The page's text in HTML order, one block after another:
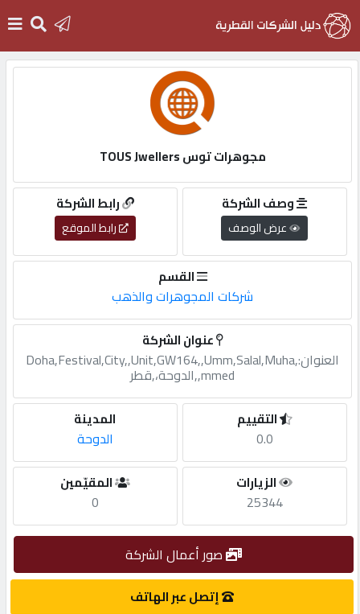
التسجيل
English
أضف
مطلوب
اشتراك
الاحصائيات
الأقسام
مجوهرات توس TOUS Jwellers
رابط الشركة
رابط الموقع
وصف الشركة
عرض الوصف
القسم
شركات المجوهرات والذهب
عنوان الشركة
العنوان:,Doha,Festival,City,,Unit,GW164,,Umm,Salal,Muha
mmed,,الدوحة،,قطر
المدينة
الدوحة
التقييم
0.0
المقيّمين
0
الزيارات
25344
صور أعمال الشركة
إتصل عبر الهاتف